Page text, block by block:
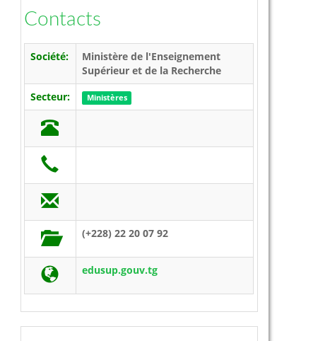
Contacts
Société:
Ministère de l'Enseignement
Supérieur et de la Recherche
Secteur:
Ministères
(+228) 22 20 07 92
edusup.gouv.tg